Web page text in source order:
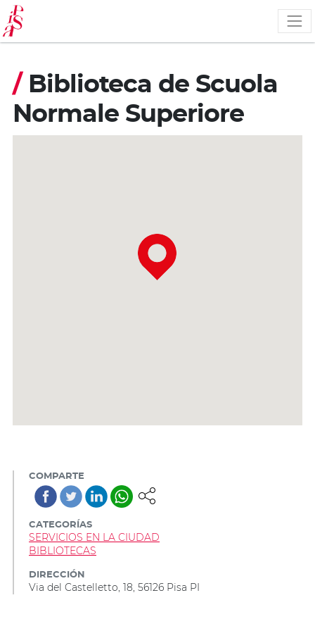
Pasar
al
contenido
principal
/ Biblioteca de Scuola
Normale Superiore
COMPARTE
CATEGORÍAS
SERVICIOS EN LA CIUDAD
BIBLIOTECAS
DIRECCIÓN
Via del Castelletto, 18, 56126 Pisa PI